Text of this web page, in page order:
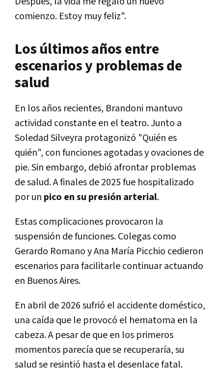
comienzo. Estoy muy feliz".
Los últimos años entre
escenarios y problemas de
salud
En los años recientes, Brandoni mantuvo
actividad constante en el teatro. Junto a
Soledad Silveyra protagonizó "Quién es
quién", con funciones agotadas y ovaciones de
pie. Sin embargo, debió afrontar problemas
de salud. A finales de 2025 fue hospitalizado
por un pico en su presión arterial.
Estas complicaciones provocaron la
suspensión de funciones. Colegas como
Gerardo Romano y Ana María Picchio cedieron
escenarios para facilitarle continuar actuando
en Buenos Aires.
En abril de 2026 sufrió el accidente doméstico,
una caída que le provocó el hematoma en la
cabeza. A pesar de que en los primeros
momentos parecía que se recuperaría, su
salud se resintió hasta el desenlace fatal.